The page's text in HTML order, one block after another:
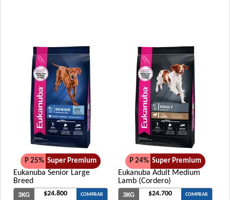
P 25% Super Premium
Eukanuba Senior Large
Breed
3KG $24.800 COMPRAR
P 24% Super Premium
Eukanuba Adult Medium
Lamb (Cordero)
3KG $24.700 COMPRAR